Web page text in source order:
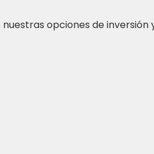
opciones de inversión